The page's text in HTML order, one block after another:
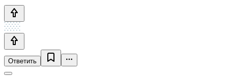
Ответить